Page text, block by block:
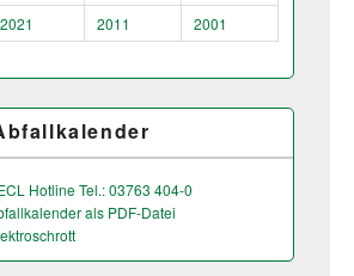
2021
2011 2001
Hotline Tel.: 03763 404-0
als PDF-Datei